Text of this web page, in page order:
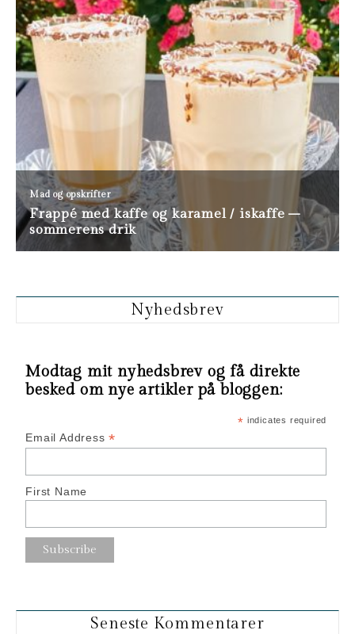
Nyhedsbrev
Modtag mit nyhedsbrev og få direkte
besked om nye artikler på bloggen:
* indicates required
Email Address*
First Name
Seneste Kommentarer